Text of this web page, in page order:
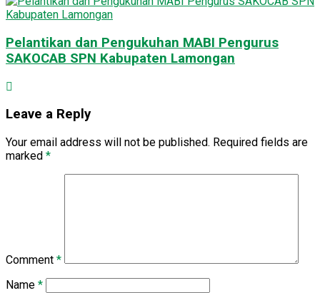
Pelantikan dan Pengukuhan MABI Pengurus
SAKOCAB SPN Kabupaten Lamongan
Leave a Reply
Your email address will not be published. Required fields are
marked *
Comment *
Name *